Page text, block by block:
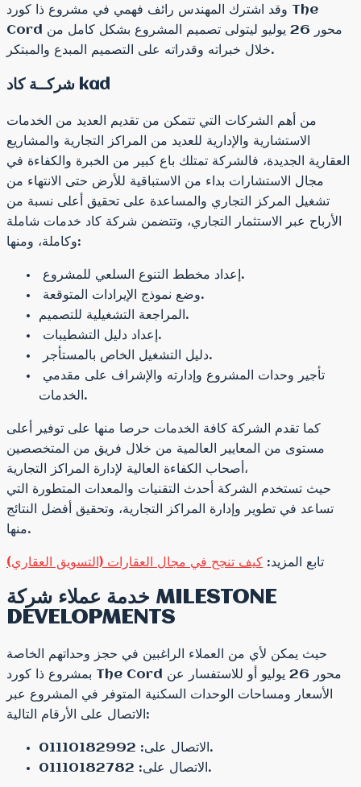
وقد اشترك المهندس رائف فهمي في مشروع ذا كورد The
Cord محور 26 يوليو ليتولى تصميم المشروع بشكل كامل من
خلال خبراته وقدراته على التصميم المبدع والمبتكر.
شركــة كاد kad
من أهم الشركات التي تتمكن من تقديم العديد من الخدمات
الاستشارية والإدارية للعديد من المراكز التجارية والمشاريع
العقارية الجديدة، فالشركة تمتلك باع كبير من الخبرة والكفاءة في
مجال الاستشارات بداء من الاستباقية للأرض حتى الانتهاء من
تشغيل المركز التجاري والمساعدة على تحقيق أعلى نسبة من
الأرباح عبر الاستثمار التجاري، وتتضمن شركة كاد خدمات شاملة
وكاملة، ومنها:
إعداد مخطط التنوع السلعي للمشروع.
وضع نموذج الإيرادات المتوقعة.
المراجعة التشغيلية للتصميم.
إعداد دليل التشطيبات.
دليل التشغيل الخاص بالمستأجر.
الخدمات.
كما تقدم الشركة كافة الخدمات حرصا منها على توفير أعلى
مستوى من المعايير العالمية من خلال فريق من المتخصصين
أصحاب الكفاءة العالية لإدارة المراكز التجارية،
حيث تستخدم الشركة أحدث التقنيات والمعدات المتطورة التي
تساعد في تطوير وإدارة المراكز التجارية، وتحقيق أفضل النتائج
منها.
تابع المزيد: كيف تنجح في مجال العقارات (التسويق العقاري)
خدمة عملاء شركة MILESTONE
DEVELOPMENTS
حيث يمكن لأي من العملاء الراغبين في حجز وحداتهم الخاصة
بمشروع ذا كورد The Cord محور 26 يوليو أو للاستفسار عن
الأسعار ومساحات الوحدات السكنية المتوفر في المشروع عبر
الاتصال على الأرقام التالية:
الاتصال على: 01110182992.
الاتصال على: 01110182782.